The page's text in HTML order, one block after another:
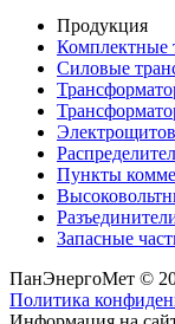
Продукция
Комплектные
Силовые
Пункты
Запасные
ПанЭнергоМет ©
Политика